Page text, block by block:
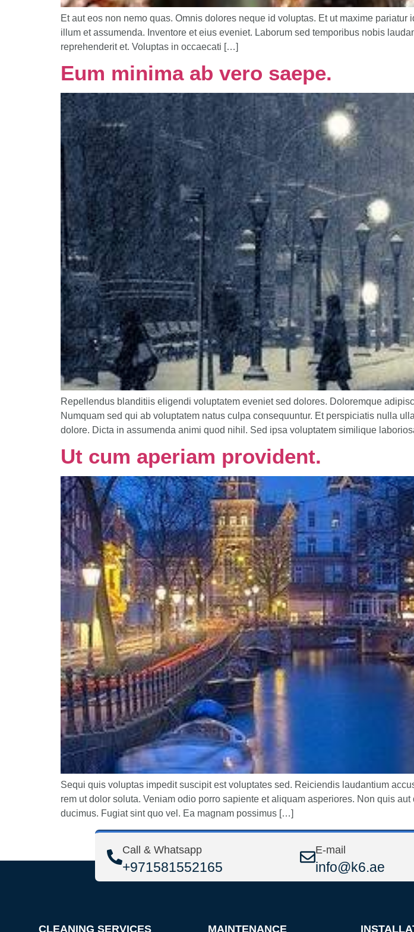
Et aut eos non nemo quas. Omnis dolores neque id voluptas. Et ut maxime
illum et assumenda. Inventore et eius eveniet. Laborum sed temporibus nobis
reprehenderit et. Voluptas in occaecati […]
Eum minima ab vero saepe.
Repellendus blanditiis eligendi voluptatem eveniet sed dolores. Doloremque
Numquam sed qui ab voluptatem natus culpa consequuntur. Et perspiciatis nulla
dolore. Dicta in assumenda animi quod nihil. Sed ipsa voluptatem similique
Ut cum aperiam provident.
Sequi quis voluptas impedit suscipit est voluptates sed. Reiciendis laudantium
rem ut dolor soluta. Veniam odio porro sapiente et aliquam asperiores. Non quis
ducimus. Fugiat sint quo vel. Ea magnam possimus […]
Call & Whatsapp
+971581552165
E-mail
info@k6.ae
CLEANING SERVICES MAINTENANCE